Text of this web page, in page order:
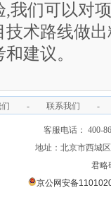
们可以对项
术路线做
建议。
- 联系我们 -
客服电话： 400-
地址：北京市西城
君略
京公网安备